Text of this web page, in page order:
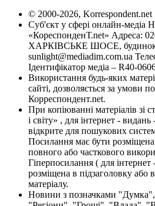
© 2000-2026, Korrespondent.net
Суб'єкт у сфері онлайн-медіа
«КореспонденТ.net» Адреса:
ХАРКІВСЬКЕ ШОСЕ, будинок
sunlight@mediadim.com.ua
Ідентифікатор медіа – R40-
Використання будь-яких
сайті, дозволяється за умови
Корреспондент.net.
При копіюванні матеріалів зі
і світу» , для інтернет -
відкрите для пошукових
Посилання має бути розміщена
повного або часткового
Гіперпосилання ( для
розміщена в підзаголовку або
матеріалу.
Новини з позначками